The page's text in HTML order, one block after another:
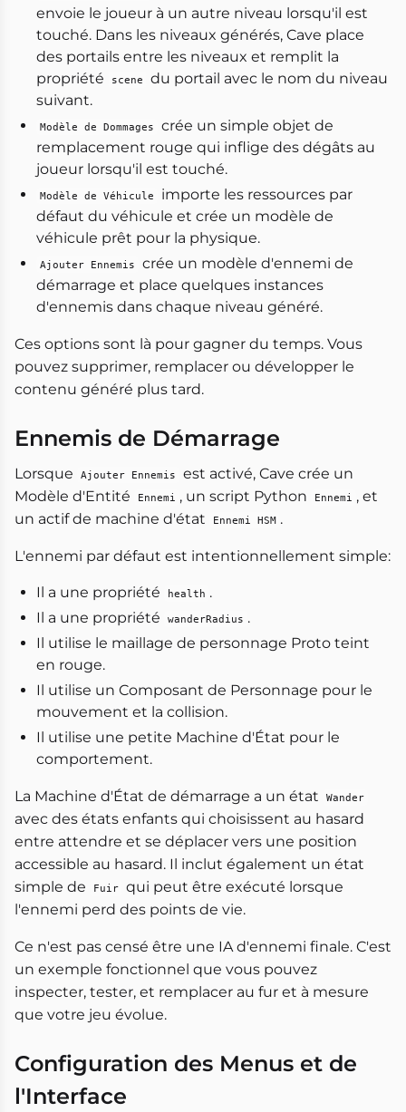
envoie le joueur à un autre niveau lorsqu'il est
touché. Dans les niveaux générés, Cave place
des portails entre les niveaux et remplit la
propriété
scene
du portail avec le nom du niveau
suivant.
Modèle de Dommages
crée un simple objet de
remplacement rouge qui inflige des dégâts au
joueur lorsqu'il est touché.
Modèle de Véhicule
importe les ressources par
défaut du véhicule et crée un modèle de
véhicule prêt pour la physique.
Ajouter Ennemis
crée un modèle d'ennemi de
démarrage et place quelques instances
d'ennemis dans chaque niveau généré.
Ces options sont là pour gagner du temps. Vous
pouvez supprimer, remplacer ou développer le
contenu généré plus tard.
Ennemis de Démarrage
Lorsque Ajouter Ennemis
est activé, Cave crée un
Modèle d'Entité
Ennemi , un script Python Ennemi , et
un actif de machine d'état
Ennemi HSM .
L'ennemi par défaut est intentionnellement simple:
Il a une propriété health .
Il a une propriété
wanderRadius .
Il utilise le maillage de personnage Proto teint
en rouge.
Il utilise un Composant de Personnage pour le
mouvement et la collision.
Il utilise une petite Machine d'État pour le
comportement.
La Machine d'État de démarrage a un état Wander
avec des états enfants qui choisissent au hasard
entre attendre et se déplacer vers une position
accessible au hasard. Il inclut également un état
simple de
Fuir qui peut être exécuté lorsque
l'ennemi perd des points de vie.
Ce n'est pas censé être une IA d'ennemi finale. C'est
un exemple fonctionnel que vous pouvez
inspecter, tester, et remplacer au fur et à mesure
que votre jeu évolue.
Configuration des Menus et de
l'Interface